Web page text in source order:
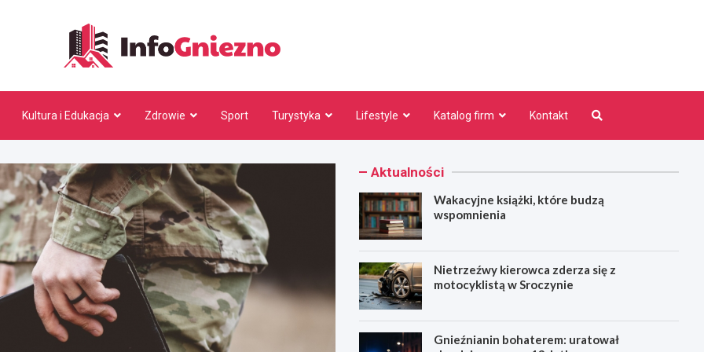
Kultura i Edukacja Zdrowie Sport Turystyka Lifestyle Katalog firm Kontakt
Aktualności
Wakacyjne książki, które budzą
wspomnienia
Nietrzeźwy kierowca zderza się z
motocyklistą w Sroczynie
Gnieźnianin bohaterem: uratował